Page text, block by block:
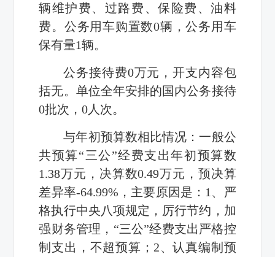
辆维护费、过路费、保险费、油料
费。公务用车购置数0辆，公务用车
保有量1辆。
公务接待费0万元，开支内容包
括无。单位全年安排的国内公务接待
0批次，0人次。
与年初预算数相比情况：一般公
共预算“三公”经费支出年初预算数
1.38万元，决算数0.49万元，预决算
差异率-64.99%，主要原因是：1、严
格执行中央八项规定，厉行节约，加
强财务管理，“三公”经费支出严格控
制支出，不超预算；2、认真编制预